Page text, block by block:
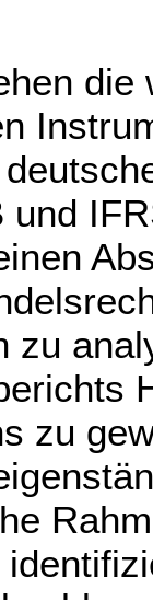
die
und
zu
zu